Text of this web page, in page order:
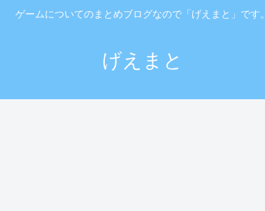
ゲームについてのまとめブログなので「げえまと」です。
げえまと